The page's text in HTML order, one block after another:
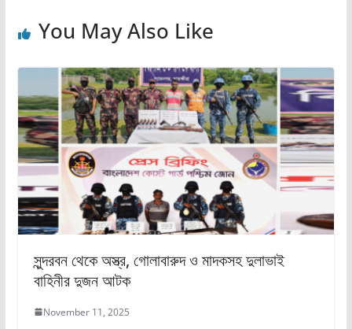
You May Also Like
সুন্দরবন থেকে অস্ত্র, গোলাবারুদ ও মাদকসহ দুলাভাই
বাহিনীর দুজন আটক
November 11, 2025